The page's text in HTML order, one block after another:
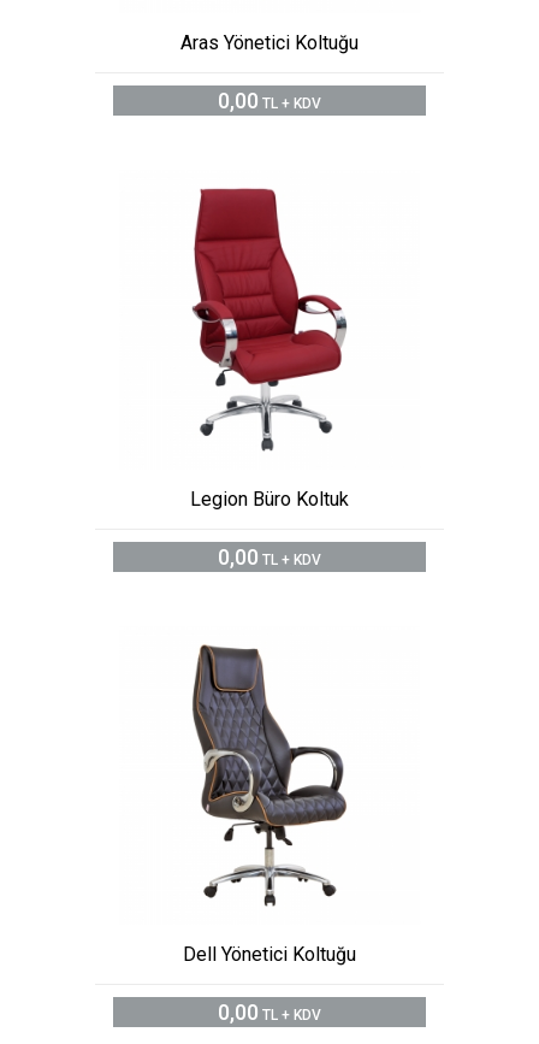
Aras Yönetici Koltuğu
0,00 TL + KDV
Legion Büro Koltuk
0,00 TL + KDV
Dell Yönetici Koltuğu
0,00 TL + KDV